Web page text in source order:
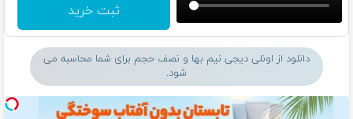
ثبت خرید
دانلود از اونلی دیجی نیم بها و نصف حجم برای شما محاسبه می
شود.